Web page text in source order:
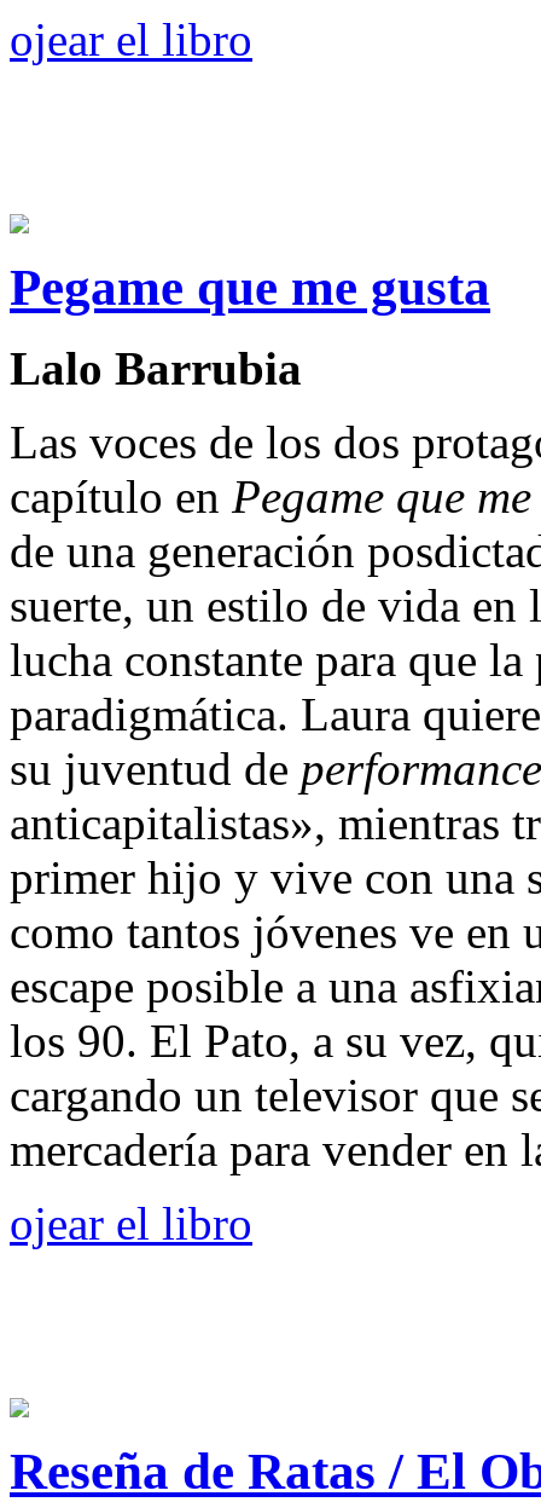
ojear el libro
Pegame que me gusta
Lalo Barrubia
Las voces de los dos
capítulo en Pegame que
de una generación
suerte, un estilo de vida en
lucha constante para que
paradigmática. Laura
su juventud de
anticapitalistas», mientras
primer hijo y vive con una
como tantos jóvenes ve en
escape posible a una
los 90. El Pato, a su vez,
cargando un televisor que
mercadería para vender en
ojear el libro
Reseña de Ratas / El